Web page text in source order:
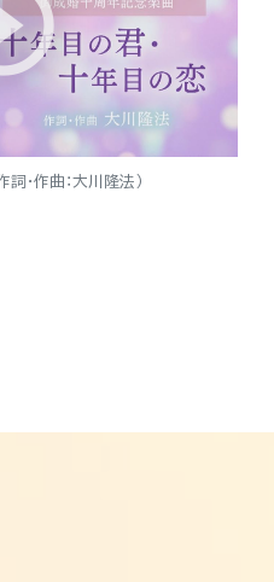
詞・作曲：大川隆法）